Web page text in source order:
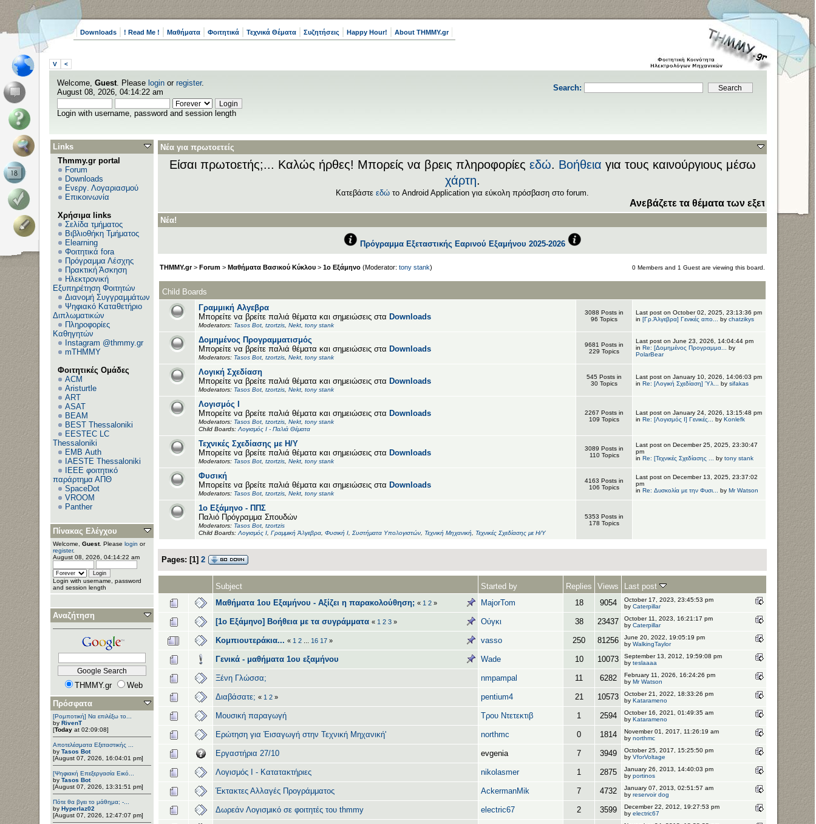
Downloads ! Read Me ! Μαθήματα Φοιτητικά Τεχνικά Θέματα Συζητήσεις Happy Hour! About THMMY.gr
V <
Search:
Welcome, Guest. Please login or register.
August 08, 2026, 04:14:22 am
Login with username, password and session length
Links
Thmmy.gr portal
Forum
Downloads
Ενεργ. Λογαριασμού
Επικοινωνία
Χρήσιμα links
Σελίδα τμήματος
Βιβλιοθήκη Τμήματος
Elearning
Φοιτητικά fora
Πρόγραμμα Λέσχης
Πρακτική Άσκηση
Ηλεκτρονική
Εξυπηρέτηση Φοιτητών
Διανομή Συγγραμμάτων
Ψηφιακό Καταθετήριο
Διπλωματικών
Πληροφορίες
Καθηγητών
Instagram @thmmy.gr
mTHMMY
Φοιτητικές Ομάδες
ACM
Aristurtle
ART
ASAT
BEAM
BEST Thessaloniki
EESTEC LC
Thessaloniki
EΜΒ Auth
IAESTE Thessaloniki
IEEE φοιτητικό
παράρτημα ΑΠΘ
SpaceDot
VROOM
Panther
Πίνακας Ελέγχου
Welcome, Guest. Please login or
register.
August 08, 2026, 04:14:22 am
Login with username, password
and session length
Αναζήτηση
THMMY.gr
Web
Πρόσφατα
[Ρομποτική] Να επιλέξω το...
by RivenT
[Today at 02:09:08]
Αποτελέσματα Εξεταστικής ...
by Tasos Bot
[August 07, 2026, 16:04:01 pm]
[Ψηφιακή Επεξεργασία Εικό...
by Tasos Bot
[August 07, 2026, 13:31:51 pm]
Πότε θα βγει το μάθημα; -...
by Hyperlaz02
[August 07, 2026, 12:47:07 pm]
Νέα για πρωτοετείς
Είσαι πρωτοετής;... Καλώς ήρθες! Μπορείς να βρεις πληροφορίες εδώ. Βοήθεια για τους καινούργιους μέσω
χάρτη.
Κατεβάστε εδώ το Android Application για εύκολη πρόσβαση στο forum.
Ανεβάζετε τα θέματα των εξετάσεων στον
Νέα!
Πρόγραμμα Εξεταστικής Εαρινού Εξαμήνου 2025-2026
THMMY.gr> Forum > Μαθήματα Βασικού Κύκλου > 1ο Εξάμηνο (Moderator: tony stank) 0 Members and 1 Guest are viewing this board.
Child Boards
Γραμμική Αλγεβρα
Μπορείτε να βρείτε παλιά θέματα και σημειώσεις στα Downloads
Moderators: Tasos Bot tzortzis Nekt tony stank
3088 Posts in
96 Topics
Last post on October 02, 2025, 23:13:36 pm
in [Γρ.Άλγεβρα] Γενικές απο... by chatzikys
Δομημένος Προγραμματισμός
Μπορείτε να βρείτε παλιά θέματα και σημειώσεις στα Downloads
Moderators: Tasos Bot tzortzis Nekt tony stank
9681 Posts in
229 Topics
Last post on June 23, 2026, 14:04:44 pm
in Re: [Δομημένος Προγραμμα...
by
PolarBear
Λογική Σχεδίαση
Μπορείτε να βρείτε παλιά θέματα και σημειώσεις στα Downloads
Moderators: Tasos Bot tzortzis Nekt tony stank
545 Posts in
30 Topics
Last post on January 10, 2026, 14:06:03 pm
in Re: [Λογική Σχεδίαση] Ύλ... by sifakas
Λογισμός Ι
Μπορείτε να βρείτε παλιά θέματα και σημειώσεις στα Downloads
Moderators: Tasos Bot tzortzis Nekt tony stank
Child Boards: Λογισμός Ι - Παλιά Θέματα
2267 Posts in
109 Topics
Last post on January 24, 2026, 13:15:48 pm
in Re: [Λογισμός Ι] Γενικές... by Konlefk
Τεχνικές Σχεδίασης με Η/Υ
Μπορείτε να βρείτε παλιά θέματα και σημειώσεις στα Downloads
Moderators: Tasos Bot tzortzis Nekt tony stank
3089 Posts in
110 Topics
Last post on December 25, 2025, 23:30:47
pm
in Re: [Τεχνικές Σχεδίασης ... by tony stank
Φυσική
Μπορείτε να βρείτε παλιά θέματα και σημειώσεις στα Downloads
Moderators: Tasos Bot tzortzis Nekt tony stank
4163 Posts in
106 Topics
Last post on December 13, 2025, 23:37:02
pm
in Re: Δυσκολία με την Φυσι... by Mr Watson
1ο Εξάμηνο - ΠΠΣ
Παλιό Πρόγραμμα Σπουδών
Moderators: Tasos Bot tzortzis
Child Boards: Λογισμός Ι Γραμμική Άλγεβρα Φυσική Ι Συστήματα Υπολογιστών Τεχνική Μηχανική Τεχνικές Σχεδίασης με Η/Υ
5353 Posts in
178 Topics
Pages: [1] 2
Subject Started by Replies Views
Last post
Μαθήματα 1ου Εξαμήνου - Aξίζει η παρακολούθηση; « 1 2 » MajorTom 18 9054
October 17, 2023, 23:45:53 pm
by Caterpillar
[1ο Εξάμηνο] Βοήθεια με τα συγράμματα « 1 2 3 » Ούγκι 38 23437
October 11, 2023, 16:21:17 pm
by Caterpillar
Κομπιουτεράκια... « 1 2 16 17 » vasso 250 81256
June 20, 2022, 19:05:19 pm
by WalkingTaylor
Γενικά - μαθήματα 1ου εξαμήνου Wade 10 10073
September 13, 2012, 19:59:08 pm
by teslaaaa
Ξένη Γλώσσα; nmpampal 11 6282
February 11, 2026, 16:24:26 pm
by Mr Watson
Διαβάσατε; « 1 2 » pentium4 21 10573
October 21, 2022, 18:33:26 pm
by Katarameno
Μουσική παραγωγή Τρου Ντετεκτιβ 1 2594
October 16, 2021, 01:49:35 am
by Katarameno
Ερώτηση για Ἐισαγωγή στην Τεχνική Μηχανική' northmc 0 1814
November 01, 2017, 11:26:19 am
by northmc
Εργαστήρια 27/10 evgenia 7 3949
October 25, 2017, 15:25:50 pm
by VforVoltage
Λογισμός Ι - Κατατακτήριες nikolasmer 1 2875
January 26, 2013, 14:40:03 pm
by portinos
Έκτακτες Αλλαγές Προγράμματος AckermanMik 7 4732
January 07, 2013, 02:51:57 am
by reservoir dog
Δωρεάν Λογισμικό σε φοιτητές του thmmy electric67 2 3599
December 22, 2012, 19:27:53 pm
by electric67